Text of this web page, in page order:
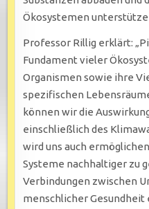
Ökosystemen
Professor Rillig erklärt:
Fundament vieler
Organismen sowie ihre
spezifischen
können wir die
einschließlich des
wird uns auch
Systeme nachhaltiger zu
Verbindungen zwischen
menschlicher